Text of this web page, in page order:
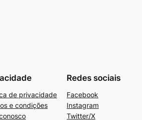
de privacidade
e condições
Redes sociais
Facebook
Instagram
Twitter/X